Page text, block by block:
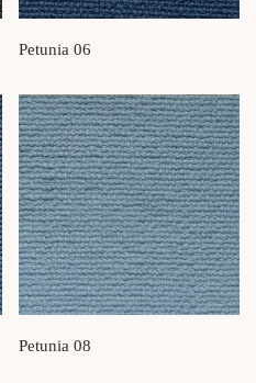
Petunia 06
Petunia 08